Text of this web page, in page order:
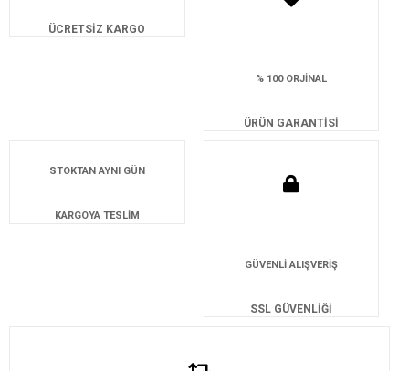
ÜCRETSİZ KARGO
% 100 ORJİNAL
ÜRÜN GARANTİSİ
STOKTAN AYNI GÜN
KARGOYA TESLİM
GÜVENLİ ALIŞVERİŞ
SSL GÜVENLİĞİ